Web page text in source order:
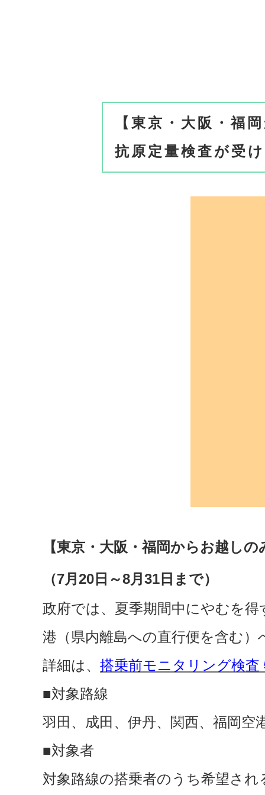
【東京・大阪・福
抗原定量検査が受
【東京・大阪・福岡からお越し
（7月20日～8月31日まで）
政府では、夏季期間中にやむを
港（県内離島への直行便を含む
詳細は、 搭乗前モニタリング検査
■対象路線
羽田、成田、伊丹、関西、福岡
■対象者
対象路線の搭乗者のうち希望され